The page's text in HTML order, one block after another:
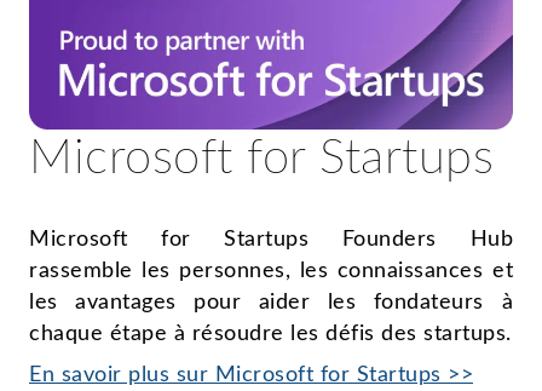
Microsoft for Startups
Microsoft for Startups Founders Hub
rassemble les personnes, les connaissances et
les avantages pour aider les fondateurs à
chaque étape à résoudre les défis des startups.
En savoir plus sur Microsoft for Startups >>